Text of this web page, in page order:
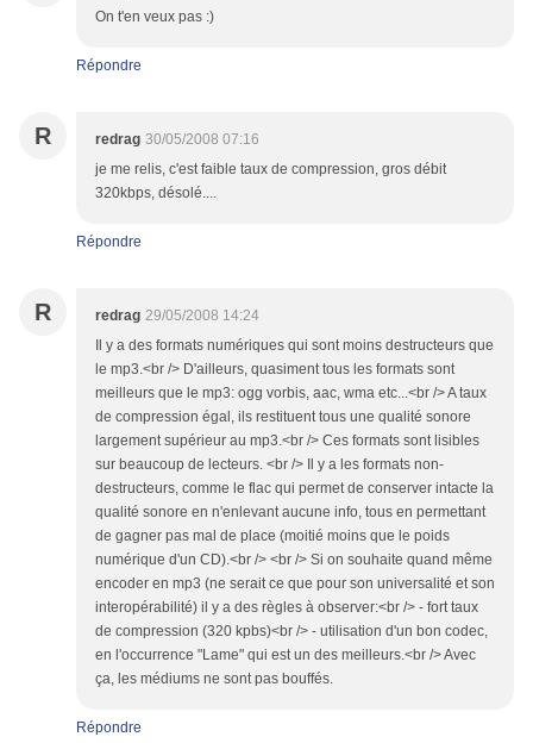
On t'en veux pas :)
Répondre
R redrag 30/05/2008 07:16
je me relis, c'est faible taux de compression, gros débit
320kbps, désolé....
Répondre
R redrag 29/05/2008 14:24
Il y a des formats numériques qui sont moins destructeurs que
le mp3.<br /> D'ailleurs, quasiment tous les formats sont
meilleurs que le mp3: ogg vorbis, aac, wma etc...<br /> A taux
de compression égal, ils restituent tous une qualité sonore
largement supérieur au mp3.<br /> Ces formats sont lisibles
sur beaucoup de lecteurs. <br /> Il y a les formats non-
destructeurs, comme le flac qui permet de conserver intacte la
qualité sonore en n'enlevant aucune info, tous en permettant
de gagner pas mal de place (moitié moins que le poids
numérique d'un CD).<br /> <br /> Si on souhaite quand même
encoder en mp3 (ne serait ce que pour son universalité et son
interopérabilité) il y a des règles à observer:<br /> - fort taux
de compression (320 kpbs)<br /> - utilisation d'un bon codec,
en l'occurrence "Lame" qui est un des meilleurs.<br /> Avec
ça, les médiums ne sont pas bouffés.
Répondre